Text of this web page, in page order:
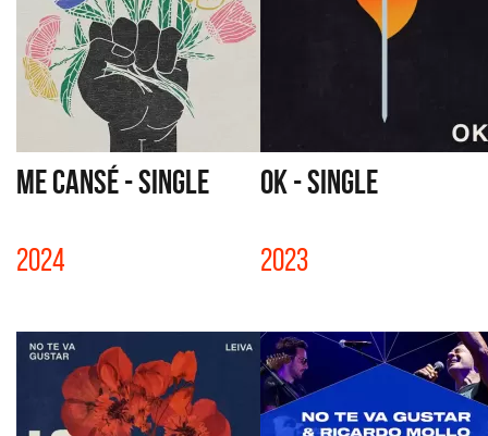
ME CANSÉ - SINGLE
2024
OK - SINGLE
2023